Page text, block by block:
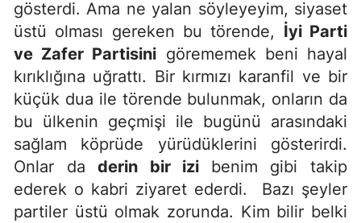
gösterdi. Ama ne yalan söyleyeyim, siyaset
üstü olması gereken bu törende, İyi Parti
ve Zafer Partisini görememek beni hayal
kırıklığına uğrattı. Bir kırmızı karanfil ve bir
küçük dua ile törende bulunmak, onların da
bu ülkenin geçmişi ile bugünü arasındaki
sağlam köprüde yürüdüklerini gösterirdi.
Onlar daderin bir izi benim gibi takip
ederek o kabri ziyaret ederdi. Bazı şeyler
partiler üstü olmak zorunda. Kim bilir belki